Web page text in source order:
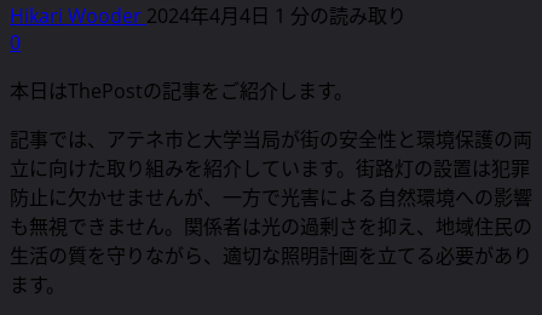
Hikari Wooder 2024年4月4日 1 分の読み取り
0
本日はThePostの記事をご紹介します。
記事では、アテネ市と大学当局が街の安全性と環境保護の両
立に向けた取り組みを紹介しています。街路灯の設置は犯罪
防止に欠かせませんが、一方で光害による自然環境への影響
も無視できません。関係者は光の過剰さを抑え、地域住民の
生活の質を守りながら、適切な照明計画を立てる必要があり
ます。